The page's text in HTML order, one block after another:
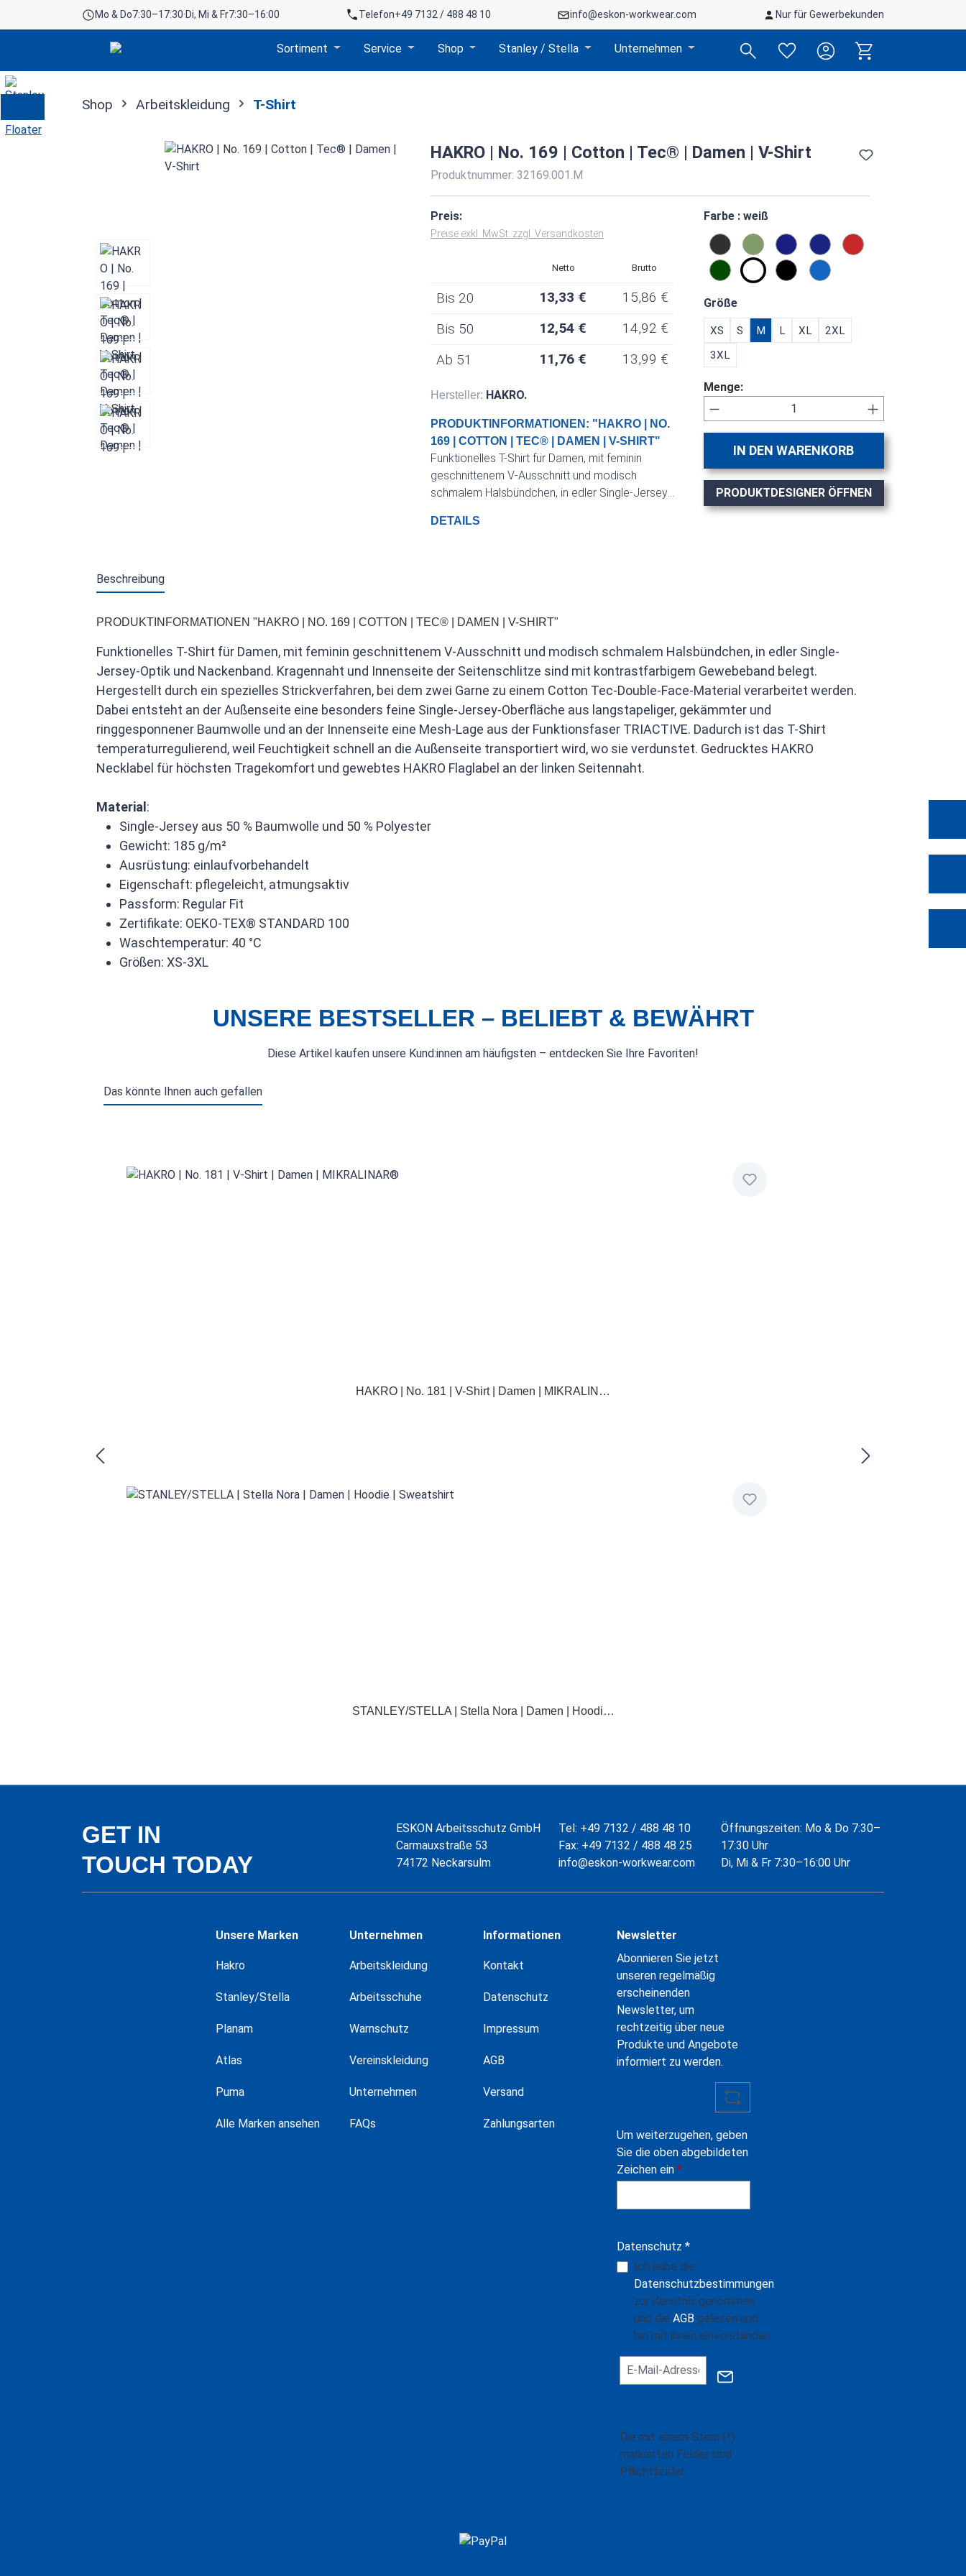
Hauptinhalt springen
Zur Suche springen
Zur Hauptnavigation springen
Mo & Do7:30–17:30·Di, Mi & Fr7:30–16:00 Telefon+49 7132 / 488 48 10 info@eskon-workwear.com Nur für Gewerbekunden
Sortiment Service Shop Stanley / Stella Unternehmen
Shop Arbeitskleidung T-Shirt
Bildergalerie überspringen HAKRO | No. 169 | Cotton | Tec® | Damen | V-Shirt
Produktnummer:32169.001.M
Preis:
Preise exkl. MwSt. zzgl. Versandkosten
Netto Brutto
Bis 20 13,33 €
15,86 €
Bis 50 12,54 €
14,92 €
Ab 51 11,76 € 13,99 €
Hersteller: HAKRO.
PRODUKTINFORMATIONEN: "HAKRO | NO.
169 | COTTON | TEC® | DAMEN | V-SHIRT"
Funktionelles T-Shirt für Damen, mit feminin
geschnittenem V-Ausschnitt und modisch
schmalem Halsbündchen, in edler Single-Jersey-
DETAILS
Farbeauswählen
: weiß
anthrazit
kiwi tinte royalblau
rot
smaragdweiß schwarzmalibublau
Größeauswählen
XS S M L XL
2XL
3XL
Menge:
Produkt Anzahl: Gib den
IN DEN WARENKORB
PRODUKTDESIGNER ÖFFNEN
Beschreibung
PRODUKTINFORMATIONEN "HAKRO | NO. 169 | COTTON | TEC® | DAMEN | V-SHIRT"
Funktionelles T-Shirt für Damen, mit feminin geschnittenem V-Ausschnitt und modisch schmalem Halsbündchen, in edler Single-
Jersey-Optik und Nackenband. Kragennaht und Innenseite der Seitenschlitze sind mit kontrastfarbigem Gewebeband belegt.
Hergestellt durch ein spezielles Strickverfahren, bei dem zwei Garne zu einem Cotton Tec-Double-Face-Material verarbeitet werden.
Dabei entsteht an der Außenseite eine besonders feine Single-Jersey-Oberfläche aus langstapeliger, gekämmter und
ringgesponnener Baumwolle und an der Innenseite eine Mesh-Lage aus der Funktionsfaser TRIACTIVE. Dadurch ist das T-Shirt
temperaturregulierend, weil Feuchtigkeit schnell an die Außenseite transportiert wird, wo sie verdunstet. Gedrucktes HAKRO
Necklabel für höchsten Tragekomfort und gewebtes HAKRO Flaglabel an der linken Seitennaht.
Material :
Single-Jersey aus 50 % Baumwolle und 50 % Polyester
Gewicht: 185 g/m²
Ausrüstung: einlaufvorbehandelt
Eigenschaft: pflegeleicht, atmungsaktiv
Passform: Regular Fit
Zertifikate: OEKO-TEX® STANDARD 100
Waschtemperatur: 40 °C
Größen: XS-3XL
UNSERE BESTSELLER – BELIEBT & BEWÄHRT
Diese Artikel kaufen unsere Kund:innen am häufigsten – entdecken Sie Ihre Favoriten!
Das könnte Ihnen auch gefallen
DETAILS
HAKRO | No. 181 | V-Shirt | Damen | MIKRALIN…
DETAILS
STANLEY/STELLA | Stella Nora | Damen | Hoodi…
GET IN
TOUCH TODAY
ESKON Arbeitsschutz GmbH
Carmauxstraße 53
74172 Neckarsulm
Tel: +49 7132 / 488 48 10
Fax: +49 7132 / 488 48 25
info@eskon-workwear.com
Öffnungszeiten: Mo & Do 7:30–
17:30 Uhr
Di, Mi & Fr 7:30–16:00 Uhr
Unsere Marken
Hakro
Stanley/Stella
Planam
Atlas
Puma
Alle Marken ansehen
Unternehmen
Arbeitskleidung
Arbeitsschuhe
Warnschutz
Vereinskleidung
Unternehmen
FAQs
Informationen
Kontakt
Datenschutz
Impressum
AGB
Versand
Zahlungsarten
Newsletter
Abonnieren Sie jetzt
unseren regelmäßig
erscheinenden
Newsletter, um
rechtzeitig über neue
Produkte und Angebote
informiert zu werden.
Um weiterzugehen, geben
Sie die oben abgebildeten
Zeichen ein *
Datenschutz *
Ich habe die
Datenschutzbestimmungen
zur Kenntnis genommen
und die AGB gelesen und
bin mit ihnen einverstanden.
Die mit einem Stern (*)
markierten Felder sind
Pflichtfelder.